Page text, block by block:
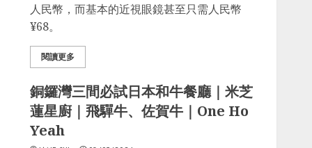
人民幣，而基本的近視眼鏡甚至只需人民幣
¥68。
閱讀更多
銅鑼灣三間必試日本和牛餐廳｜米芝
蓮星廚｜飛驒牛、佐賀牛｜One Ho
Yeah